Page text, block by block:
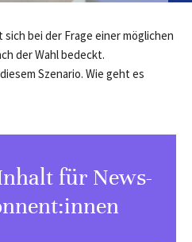
bei der Frage einer möglichen
der Wahl bedeckt.
Szenario. Wie geht es
für News-